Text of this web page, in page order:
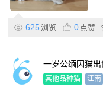
625 浏览 0 点赞
一岁公缅因猫出
其他品种猫 江南